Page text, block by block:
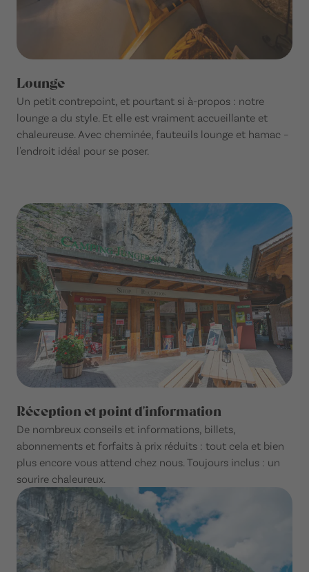
Lounge
Un petit contrepoint, et pourtant si à-propos : notre
lounge a du style. Et elle est vraiment accueillante et
chaleureuse. Avec cheminée, fauteuils lounge et hamac –
l'endroit idéal pour se poser.
Réception et point d'information
De nombreux conseils et informations, billets,
abonnements et forfaits à prix réduits : tout cela et bien
plus encore vous attend chez nous. Toujours inclus : un
sourire chaleureux.